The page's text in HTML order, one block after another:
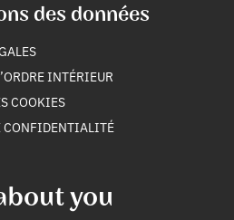
you
des données
INTÉRIEUR
COOKIES
CONFIDENTIALITÉ